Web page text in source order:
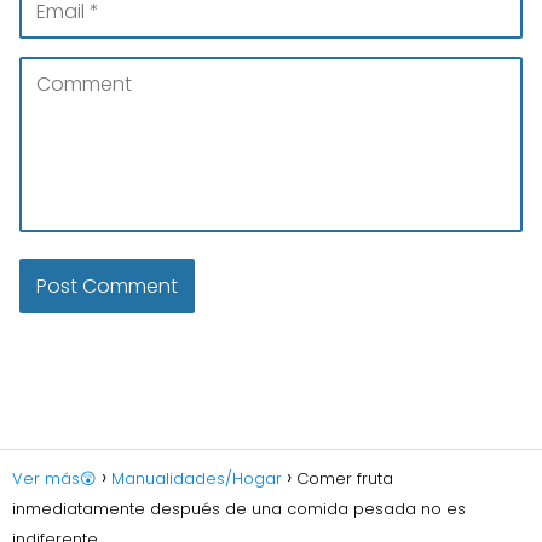
Ver más😲 Manualidades/Hogar
Comer fruta
inmediatamente después de una comida pesada no es